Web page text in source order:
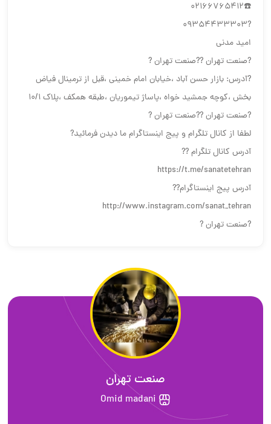
☎️02166765412
?09354433303
امید مدنی
?صنعت تهران ??صنعت تهران ?
?آدرس: بازار حسن آباد ،خیابان امام خمینی ،قبل از ترمینال فیاض
بخش ،کوچه جمشید خواه ،پاساژ تیموریان ،طبقه همکف ،پلاک ۱۰/۱
?صنعت تهران ??صنعت تهران ?
لطفا از کانال تلگرام و پیج اینستاگرام ما دیدن فرمائید?
آدرس کانال تلگرام ??
https://t.me/sanatetehran
آدرس پیج اینستاگرام??
http://www.instagram.com/sanat_tehran
?صنعت تهران ?
صنعت تهران
Omid madani